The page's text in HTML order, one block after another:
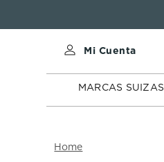
MARCAS SUIZAS